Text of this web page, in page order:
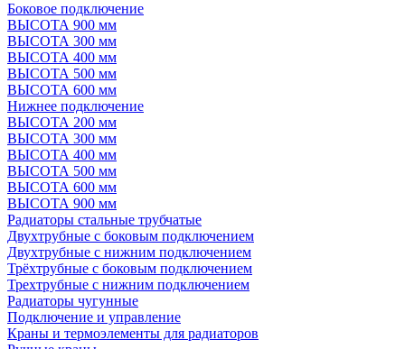
Боковое подключение
ВЫСОТА 900 мм
ВЫСОТА 300 мм
ВЫСОТА 400 мм
ВЫСОТА 500 мм
ВЫСОТА 600 мм
Нижнее подключение
ВЫСОТА 200 мм
ВЫСОТА 300 мм
ВЫСОТА 400 мм
ВЫСОТА 500 мм
ВЫСОТА 600 мм
ВЫСОТА 900 мм
Радиаторы стальные трубчатые
Двухтрубные с боковым подключением
Двухтрубные с нижним подключением
Трёхтрубные с боковым подключением
Трехтрубные с нижним подключением
Радиаторы чугунные
Подключение и управление
Краны и термоэлементы для радиаторов